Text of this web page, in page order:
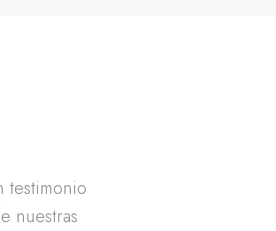
testimonio
nuestras